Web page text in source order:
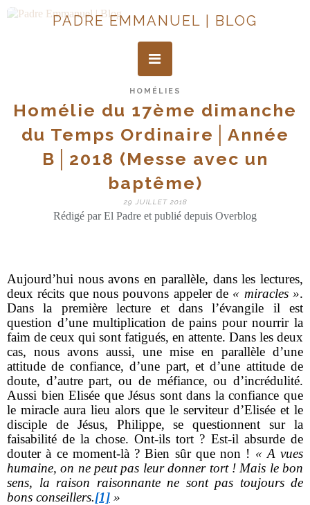
PADRE EMMANUEL | BLOG
HOMÉLIES
Homélie du 17ème dimanche
du Temps Ordinaire│Année
B│2018 (Messe avec un
baptême)
29 JUILLET 2018
Rédigé par El Padre et publié depuis Overblog
Aujourd’hui nous avons en parallèle, dans les lectures,
deux récits que nous pouvons appeler de « miracles ».
Dans la première lecture et dans l’évangile il est
question d’une multiplication de pains pour nourrir la
faim de ceux qui sont fatigués, en attente. Dans les deux
cas, nous avons aussi, une mise en parallèle d’une
attitude de confiance, d’une part, et d’une attitude de
doute, d’autre part, ou de méfiance, ou d’incrédulité.
Aussi bien Elisée que Jésus sont dans la confiance que
le miracle aura lieu alors que le serviteur d’Elisée et le
disciple de Jésus, Philippe, se questionnent sur la
faisabilité de la chose. Ont-ils tort ? Est-il absurde de
douter à ce moment-là ? Bien sûr que non ! « A vues
humaine, on ne peut pas leur donner tort ! Mais le bon
sens, la raison raisonnante ne sont pas toujours de
bons conseillers.[1] »